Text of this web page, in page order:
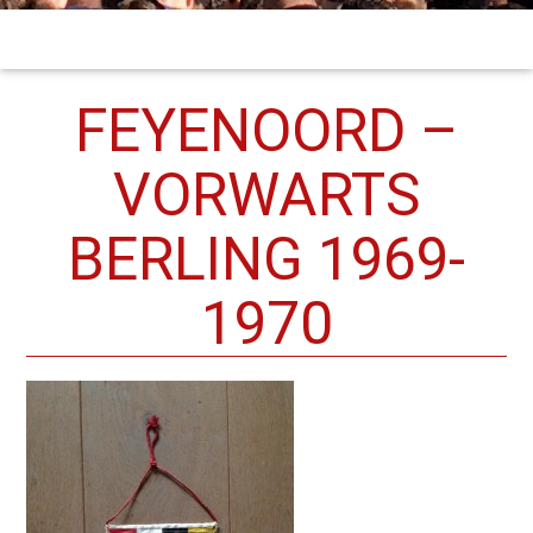
FEYENOORD –
VORWARTS
BERLING 1969-
1970